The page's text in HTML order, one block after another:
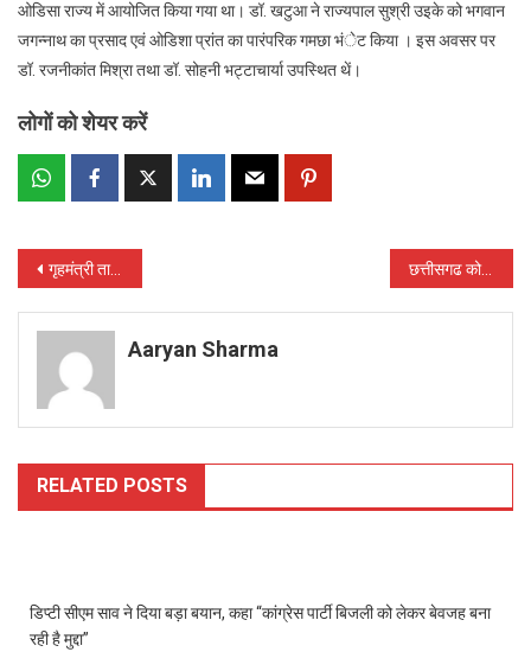
ओडिसा राज्य में आयोजित किया गया था। डॉ. खटुआ ने राज्यपाल सुश्री उइके को भगवान
जगन्नाथ का प्रसाद एवं ओडिशा प्रांत का पारंपरिक गमछा भंेट किया । इस अवसर पर
डॉ. रजनीकांत मिश्रा तथा डॉ. सोहनी भट्टाचार्या उपस्थित थें।
लोगों को शेयर करें
Post
navigation
गृहमंत्री ताम्रध्वज साहू धमतरी जिले में साहू संघ के नव निर्वाचित पदाधिकारियों के शपथ ग्रहण समारोह में हुए शामिल छत्तीसगढ कोरोना अपडेट : प्रदेश में मिले 258 कोरोना संक्रमित, 10 हजार 187 सैम्पलो की हुई जांच
Aaryan Sharma
RELATED POSTS
डिप्टी सीएम साव ने दिया बड़ा बयान, कहा “कांग्रेस पार्टी बिजली को लेकर बेवजह बना
रही है मुद्दा”